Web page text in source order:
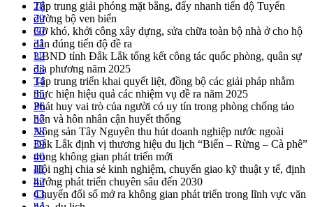
Tập trung giải phóng mặt bằng, đẩy nhanh tiến độ Tuyến
đường bộ ven biển
Gỡ khó, khởi công xây dựng, sửa chữa toàn bộ nhà ở cho hộ
dân đúng tiến độ đề ra
UBND tỉnh Đắk Lắk tổng kết công tác quốc phòng, quân sự
địa phương năm 2025
Tập trung triển khai quyết liệt, đồng bộ các giải pháp nhằm
thực hiện hiệu quả các nhiệm vụ đề ra năm 2025
Phát huy vai trò của người có uy tín trong phòng chống tảo
hôn và hôn nhân cận huyết thống
Nông sản Tây Nguyên thu hút doanh nghiệp nước ngoài
Đắk Lắk định vị thương hiệu du lịch “Biển – Rừng – Cà phê”
trong không gian phát triển mới
Hội nghị chia sẻ kinh nghiệm, chuyển giao kỹ thuật y tế, định
hướng phát triển chuyên sâu đến 2030
Chuyển đổi số mở ra không gian phát triển trong lĩnh vực văn
28
29
30
31
32
33
34
35
36
37
38
39
40
41
42
43